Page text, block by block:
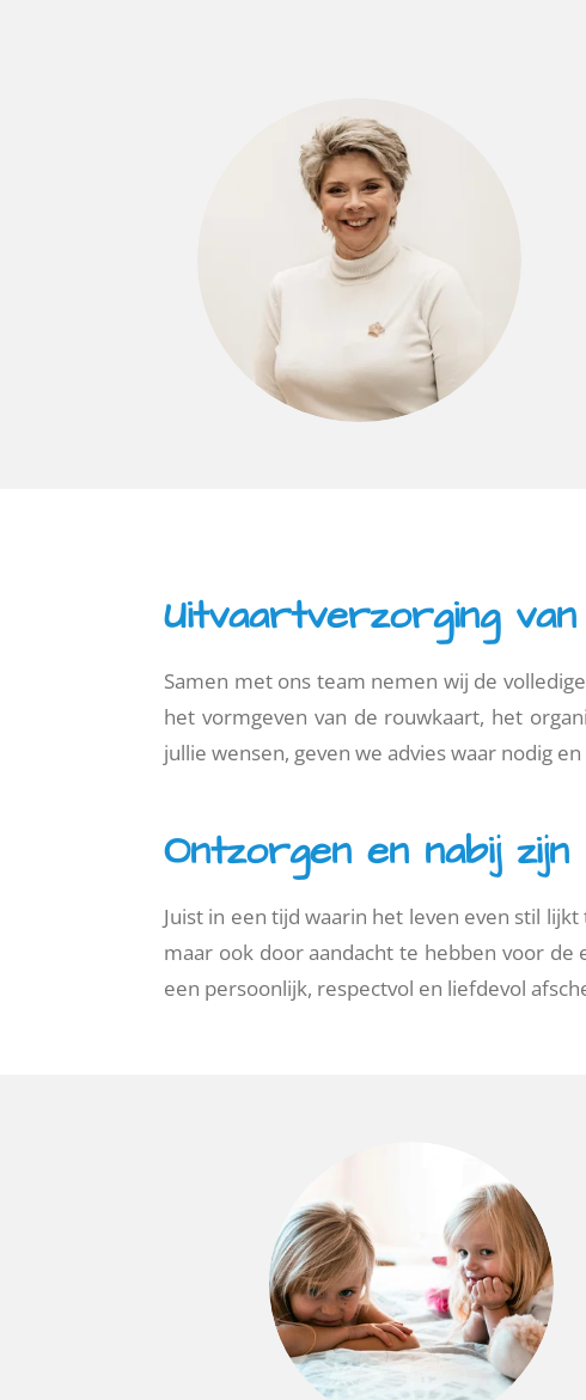
Uitvaartverzorging
Samen met ons team nemen wij de
het vormgeven van de rouwkaart, het
jullie wensen, geven we advies waar nodig
Ontzorgen en nabij zijn
Juist in een tijd waarin het leven even stil
maar ook door aandacht te hebben voor
een persoonlijk, respectvol en liefdevol